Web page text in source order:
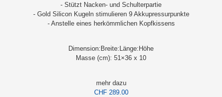
- Stützt Nacken- und Schulterpartie
- Gold Silicon Kugeln stimulieren 9 Akkupressurpunkte
- Anstelle eines herkömmlichen Kopfkissens
Dimension:Breite:Länge:Höhe
Masse (cm): 51×36 x 10
mehr dazu
CHF 289.00